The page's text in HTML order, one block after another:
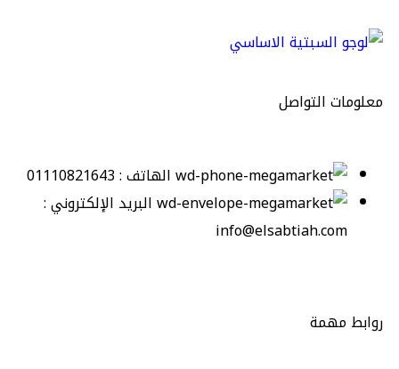
معلومات التواصل
الهاتف : 01110821643
البريد الإلكتروني :
info@elsabtiah.com
روابط مهمة